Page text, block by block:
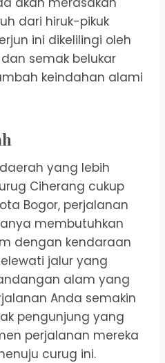
dari hiruk-pikuk
ini dikelilingi oleh
semak belukar
keindahan alami
yang lebih
Ciherang cukup
Bogor, perjalanan
membutuhkan
dengan kendaraan
jalur yang
alam yang
Anda semakin
pengunjung yang
perjalanan mereka
curug ini.